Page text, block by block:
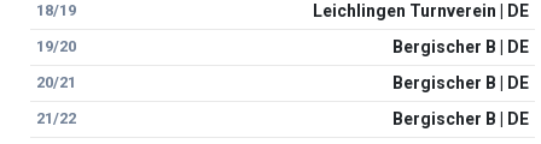
18/19 Leichlingen Turnverein | DE
19/20 Bergischer B | DE
20/21 Bergischer B | DE
21/22 Bergischer B | DE